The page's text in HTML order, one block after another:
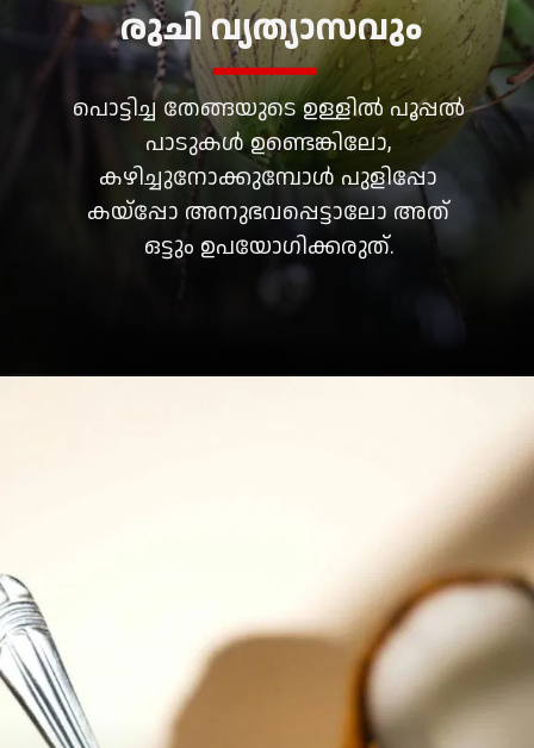
പൊട്ടിച്ച തേങ്ങയുടെ ഉള്ളിൽ പൂപ്പൽ
പാടുകൾ ഉണ്ടെങ്കിലോ,
കഴിച്ചുനോക്കുമ്പോൾ പുളിപ്പോ
കയ്പ്പോ അനുഭവപ്പെട്ടാലോ അത്
ഒട്ടും ഉപയോഗിക്കരുത്.
രുചി വ്യത്യാസവും